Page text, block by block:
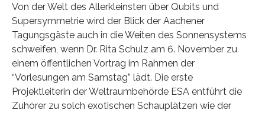
Von der Welt des Allerkleinsten über Qubits und
Supersymmetrie wird der Blick der Aachener
Tagungsgäste auch in die Weiten des Sonnensystems
schweifen, wenn Dr. Rita Schulz am 6. November zu
einem öffentlichen Vortrag im Rahmen der
“Vorlesungen am Samstag” lädt. Die erste
Projektleiterin der Weltraumbehörde ESA entführt die
Zuhörer zu solch exotischen Schauplätzen wie der